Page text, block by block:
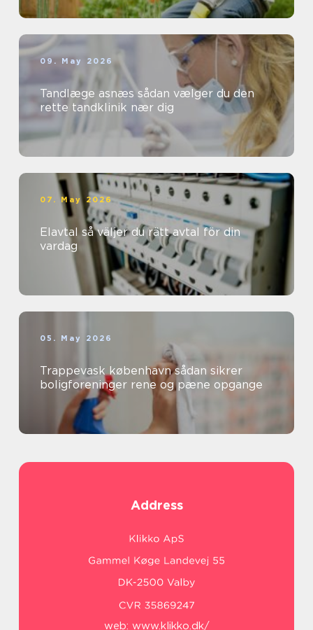
09. May 2026
Tandlæge asnæs sådan vælger du den
rette tandklinik nær dig
07. May 2026
Elavtal så väljer du rätt avtal för din
vardag
05. May 2026
Trappevask københavn sådan sikrer
boligforeninger rene og pæne opgange
Address
web: www.klikko.dk/